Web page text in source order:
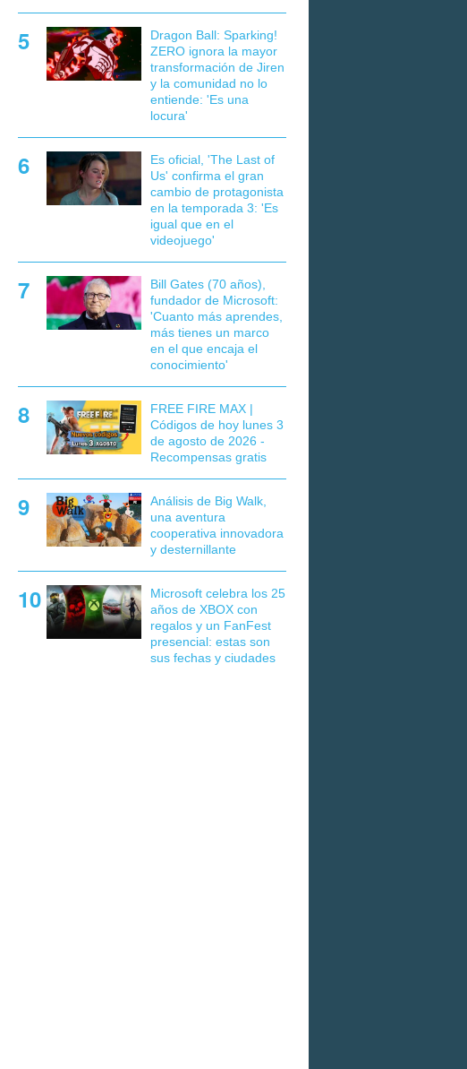
Dragon Ball: Sparking!
ZERO ignora la mayor
transformación de Jiren
y la comunidad no lo
entiende: 'Es una
locura'
Es oficial, 'The Last of
Us' confirma el gran
cambio de protagonista
en la temporada 3: 'Es
igual que en el
videojuego'
Bill Gates (70 años),
fundador de Microsoft:
'Cuanto más aprendes,
más tienes un marco
en el que encaja el
conocimiento'
FREE FIRE MAX |
Códigos de hoy lunes 3
de agosto de 2026 -
Recompensas gratis
Análisis de Big Walk,
una aventura
cooperativa innovadora
y desternillante
Microsoft celebra los 25
años de XBOX con
regalos y un FanFest
presencial: estas son
sus fechas y ciudades